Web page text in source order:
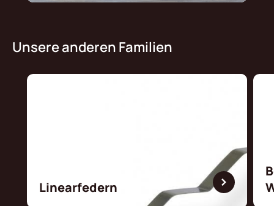
Unsere anderen Familien
Linearfedern